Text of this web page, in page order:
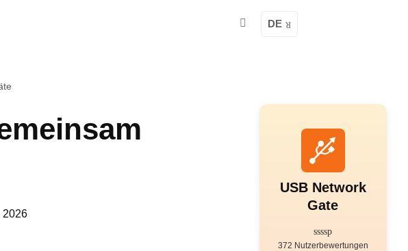
DE
2026
USB Network
Gate
372 Nutzerbewertungen